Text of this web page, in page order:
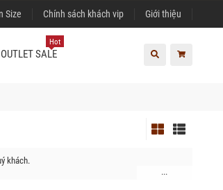
Size Chính sách khách vip Giới thiệu
OUTLET SALE
Hot
khách.
...